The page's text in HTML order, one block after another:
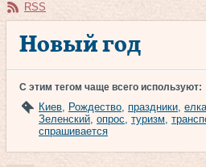
RSS
Новый год
С этим тегом чаще всего используют:
Киев, Рождество, праздники, елка
Зеленский, опрос, туризм,
спрашивается